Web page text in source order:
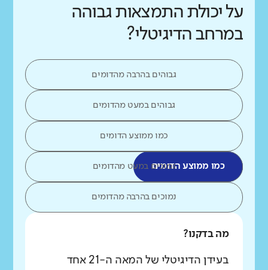
על יכולת התמצאות גבוהה
במרחב הדיגיטלי?
גבוהים בהרבה מהדומים
גבוהים במעט מהדומים
כמו ממוצע הדומים
כמו ממוצע הדומיםנמוכים במעט מהדומים
נמוכים בהרבה מהדומים
מה בדקנו?
בעידן הדיגיטלי של המאה ה-21 אחד